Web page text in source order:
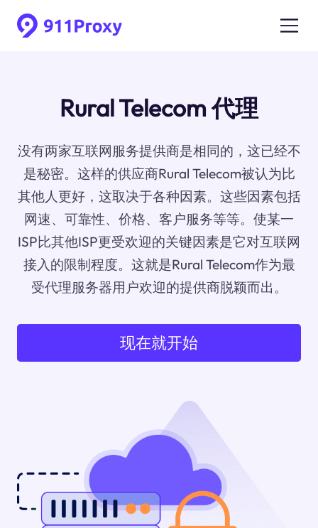
Rural Telecom 代理
没有两家互联网服务提供商是相同的，这已经不
是秘密。这样的供应商Rural Telecom被认为比
其他人更好，这取决于各种因素。这些因素包括
网速、可靠性、价格、客户服务等等。使某一
ISP比其他ISP更受欢迎的关键因素是它对互联网
接入的限制程度。这就是Rural Telecom作为最
受代理服务器用户欢迎的提供商脱颖而出。
现在就开始